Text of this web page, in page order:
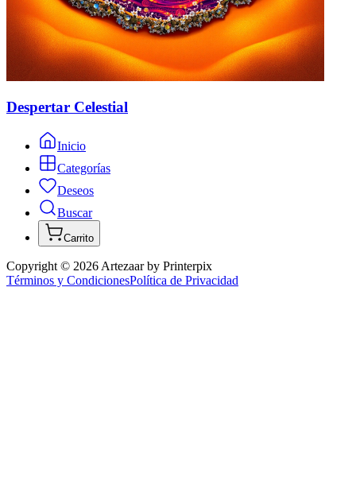
Despertar Celestial
Inicio
Categorías
Deseos
Buscar
Carrito
Copyright © 2026 Artezaar by Printerpix
Términos y CondicionesPolítica de Privacidad